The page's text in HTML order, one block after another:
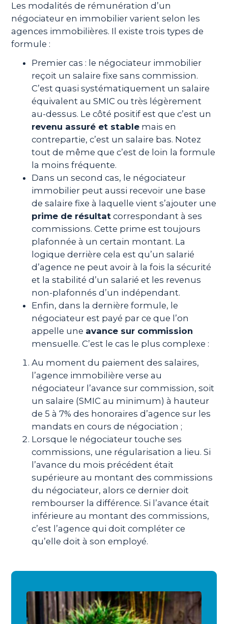
Les modalités de rémunération d’un
négociateur en immobilier varient selon les
agences immobilières. Il existe trois types de
formule :
Premier cas : le négociateur immobilier
reçoit un salaire fixe sans commission.
C’est quasi systématiquement un salaire
équivalent au SMIC ou très légèrement
au-dessus. Le côté positif est que c’est un
revenu assuré et stable mais en
contrepartie, c’est un salaire bas. Notez
tout de même que c’est de loin la formule
la moins fréquente.
Dans un second cas, le négociateur
immobilier peut aussi recevoir une base
de salaire fixe à laquelle vient s’ajouter une
prime de résultat correspondant à ses
commissions. Cette prime est toujours
plafonnée à un certain montant. La
logique derrière cela est qu’un salarié
d’agence ne peut avoir à la fois la sécurité
et la stabilité d’un salarié et les revenus
non-plafonnés d’un indépendant.
Enfin, dans la dernière formule, le
négociateur est payé par ce que l’on
appelle une avance sur commission
mensuelle. C’est le cas le plus complexe :
Au moment du paiement des salaires,
l’agence immobilière verse au
négociateur l’avance sur commission, soit
un salaire (SMIC au minimum) à hauteur
de 5 à 7% des honoraires d’agence sur les
mandats en cours de négociation ;
Lorsque le négociateur touche ses
commissions, une régularisation a lieu. Si
l’avance du mois précédent était
supérieure au montant des commissions
du négociateur, alors ce dernier doit
rembourser la différence. Si l’avance était
inférieure au montant des commissions,
c’est l’agence qui doit compléter ce
qu’elle doit à son employé.